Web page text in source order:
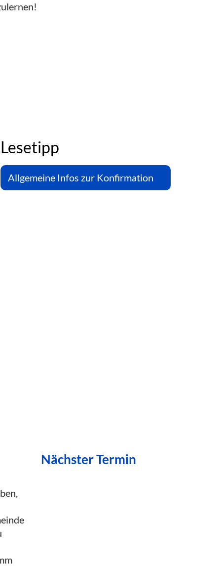
Lesetipp
Allgemeine Infos zur Konfirmation
Nächster Termin